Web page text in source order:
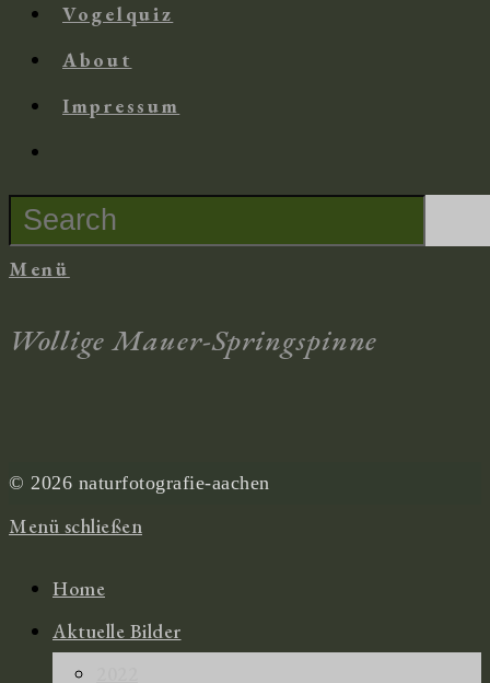
Vogelquiz
About
Impressum
Suche
nach:
Menü
Wollige Mauer-Springspinne
© 2026 naturfotografie-aachen
Menü schließen
Home
Aktuelle Bilder